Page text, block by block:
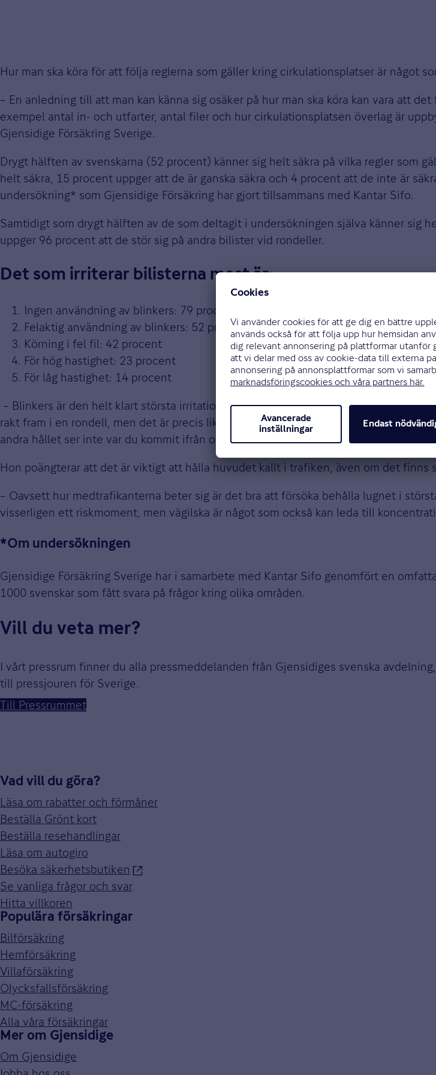
Hur man ska köra för att följa reglerna som gäller kring cirkulationsplatser är något
– En anledning till att man kan känna sig osäker på hur man ska köra kan vara att
exempel antal in- och utfarter, antal filer och hur cirkulationsplatsen överlag är
Gjensidige Försäkring Sverige.
Drygt hälften av svenskarna (52 procent) känner sig helt säkra på vilka regler som
helt säkra, 15 procent uppger att de är ganska säkra och 4 procent att de inte är
undersökning* som Gjensidige Försäkring har gjort tillsammans med Kantar Sifo.
Samtidigt som drygt hälften av de som deltagit i undersökningen själva känner sig
uppger 96 procent att de stör sig på andra bilister vid rondeller.
Det som irriterar bilisterna mest är:
Ingen användning av blinkers: 79 procent
Felaktig användning av blinkers: 52 procent
Körning i fel fil: 42 procent
För hög hastighet: 23 procent
För låg hastighet: 14 procent
– Blinkers är den helt klart största irritationsfaktorn. En del kanske tror att de inte
rakt fram i en rondell, men det är precis lika viktigt då som om man tar första eller
andra hållet ser inte var du kommit ifrån och du bryter mot lagen om du inte
Hon poängterar att det är viktigt att hålla huvudet kallt i trafiken, även om det finns
– Oavsett hur medtrafikanterna beter sig är det bra att försöka behålla lugnet i
visserligen ett riskmoment, men vägilska är något som också kan leda till
*Om undersökningen
Gjensidige Försäkring Sverige har i samarbete med Kantar Sifo genomfört en
1000 svenskar som fått svara på frågor kring olika områden.
Vill du veta mer?
I vårt pressrum finner du alla pressmeddelanden från Gjensidiges svenska
till pressjouren för Sverige.
Till Pressrummet
Vad vill du göra?
Läsa om rabatter och förmåner
Beställa Grönt kort
Beställa resehandlingar
Läsa om autogiro
Besöka säkerhetsbutiken
Se vanliga frågor och svar
Hitta villkoren
Populära försäkringar
Bilförsäkring
Hemförsäkring
Villaförsäkring
Olycksfallsförsäkring
MC-försäkring
Alla våra försäkringar
Mer om Gjensidige
Om Gjensidige